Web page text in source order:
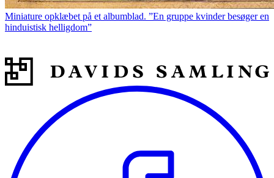
Miniature opklæbet på et albumblad. ”En gruppe kvinder besøger en
hinduistisk helligdom”